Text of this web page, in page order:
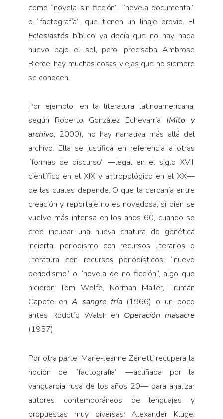
como “novela sin ficción”, “novela documental”
o “factografía”, que tienen un linaje previo. El
Eclesiastés bíblico ya decía que no hay nada
nuevo bajo el sol, pero, precisaba Ambrose
Bierce, hay muchas cosas viejas que no siempre
se conocen.
Por ejemplo, en la literatura latinoamericana,
según Roberto González Echevarría (Mito y
archivo, 2000), no hay narrativa más allá del
archivo. Ella se justifica en referencia a otras
“formas de discurso” —legal en el siglo XVII,
científico en el XIX y antropológico en el XX—
de las cuales depende. O que la cercanía entre
creación y reportaje no es novedosa, si bien se
vuelve más intensa en los años 60, cuando se
cree incubar una nueva criatura de genética
incierta: periodismo con recursos literarios o
literatura con recursos periodísticos: “nuevo
periodismo” o “novela de no-ficción”, algo que
hicieron Tom Wolfe, Norman Mailer, Truman
Capote en A sangre fría(1966) o un poco
antes Rodolfo Walsh en Operación masacre
(1957).
Por otra parte, Marie-Jeanne Zenetti recupera la
noción de “factografía” —acuñada por la
vanguardia rusa de los años 20— para analizar
autores contemporáneos de lenguajes y
propuestas muy diversas: Alexander Kluge,